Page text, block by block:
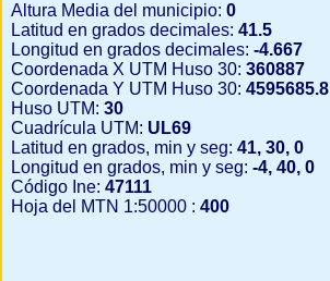
Altura Media del municipio: 0
Latitud en grados decimales: 41.5
Longitud en grados decimales: -4.667
Coordenada X UTM Huso 30: 360887
Coordenada Y UTM Huso 30: 4595685.8
Huso UTM: 30
Cuadrícula UTM: UL69
Latitud en grados, min y seg: 41, 30, 0
Longitud en grados, min y seg: -4, 40, 0
Código Ine: 47111
Hoja del MTN 1:50000 : 400